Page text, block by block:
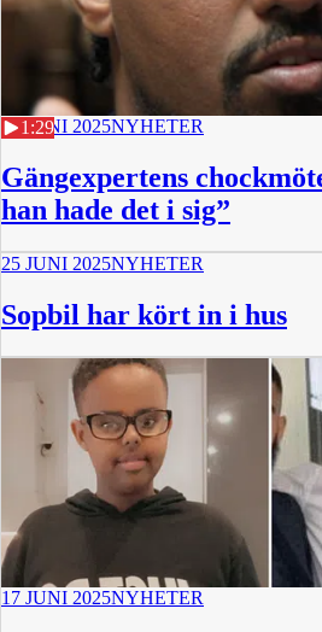
1:29
29 JUNI 2025NYHETER
Gängexpertens
han hade det i sig”
25 JUNI 2025NYHETER
Sopbil har kört in i hus
17 JUNI 2025NYHETER